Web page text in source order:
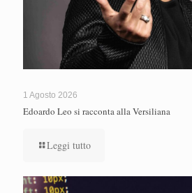
1 Agosto 2026
Edoardo Leo si racconta alla Versiliana
Leggi tutto